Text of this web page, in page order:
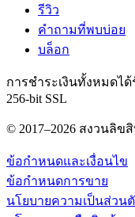
รีวิว
คำถามที่พบบ่อย
บล็อก
การชำระเงินทั้งหมดไ
256-bit SSL
© 2017–2026 สงวนลิข
ข้อกำหนดและเงื่อนไข
ข้อกำหนดการขาย
นโยบายความเป็นส่วน